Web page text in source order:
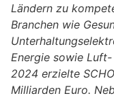
Ländern zu
Branchen wie
Energie sowie
2024 erzielte
Milliarden Euro.